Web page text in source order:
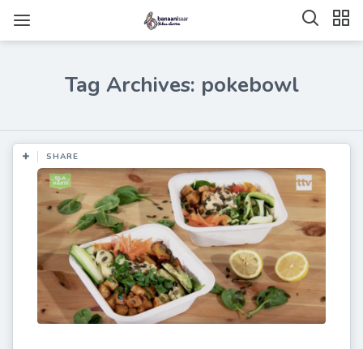
Tag Archives: pokebowl
SHARE